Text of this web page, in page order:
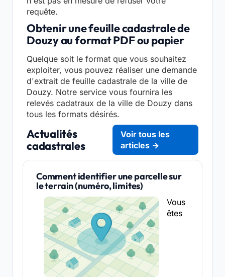
requête.
Obtenir une feuille cadastrale de
Douzy au format PDF ou papier
Quelque soit le format que vous souhaitez
exploiter, vous pouvez réaliser une demande
d'extrait de feuille cadastrale de la ville de
Douzy. Notre service vous fournira les
relevés cadatraux de la ville de Douzy dans
tous les formats désirés.
Actualités
cadastrales
Voir tous les
articles →
Comment identifier une parcelle sur
le terrain (numéro, limites)
Vous
êtes